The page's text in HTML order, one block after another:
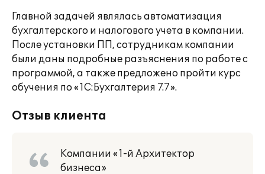
Главной задачей являлась автоматизация
бухгалтерского и налогового учета в компании.
После установки ПП, сотрудникам компании
были даны подробные разъяснения по работе с
программой, а также предложено пройти курс
обучения по «1С:Бухгалтерия 7.7».
Отзыв клиента
Компании «1-й Архитектор
бизнеса»